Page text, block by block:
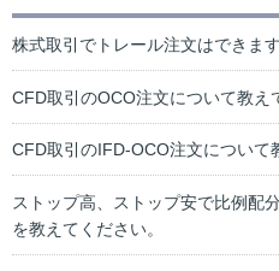
株式取引でトレール注文はできま
CFD取引のOCO注文について教え
CFD取引のIFD-OCO注文について
ストップ高、ストップ安で比例配
を教えてください。